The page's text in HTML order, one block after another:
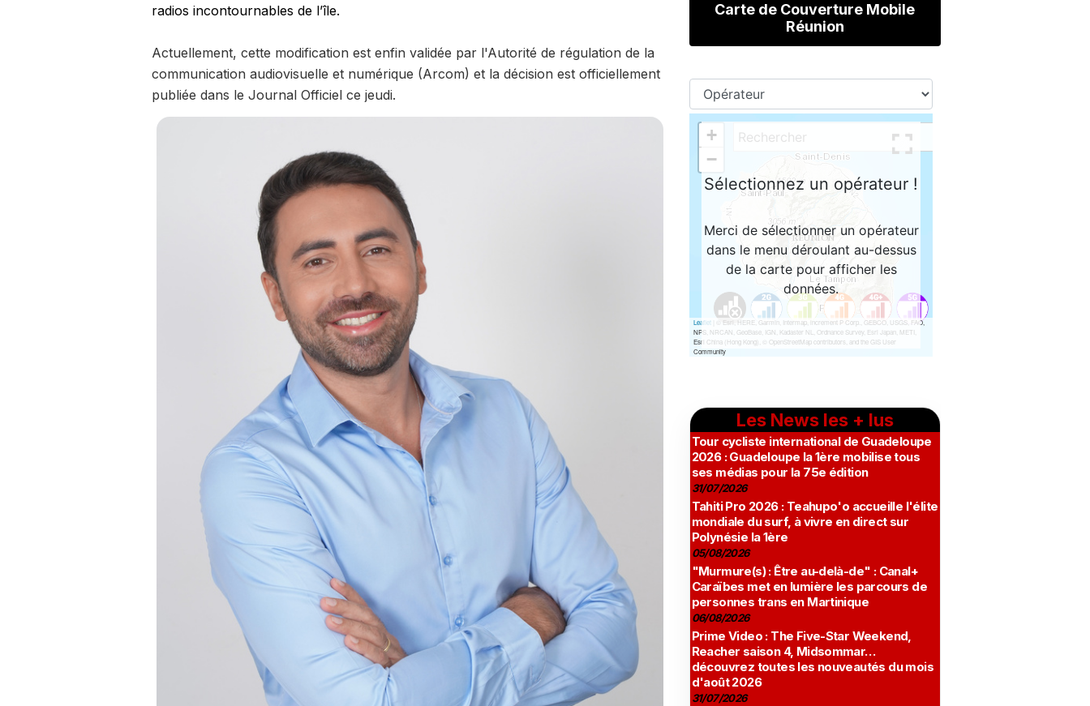
radios incontournables de l’île.
Actuellement, cette modification est enfin validée par l'Autorité de régulation de la
communication audiovisuelle et numérique (Arcom) et la décision est officiellement
publiée dans le Journal Officiel ce jeudi.
Carte de Couverture Mobile
Réunion
Les News les + lus
Tour cycliste international de Guadeloupe
2026 : Guadeloupe la 1ère mobilise tous
ses médias pour la 75e édition
31/07/2026
Tahiti Pro 2026 : Teahupo'o accueille l'élite
mondiale du surf, à vivre en direct sur
Polynésie la 1ère
05/08/2026
"Murmure(s) : Être au-delà-de" : Canal+
Caraïbes met en lumière les parcours de
personnes trans en Martinique
06/08/2026
Prime Video : The Five-Star Weekend,
Reacher saison 4, Midsommar…
découvrez toutes les nouveautés du mois
d'août 2026
31/07/2026